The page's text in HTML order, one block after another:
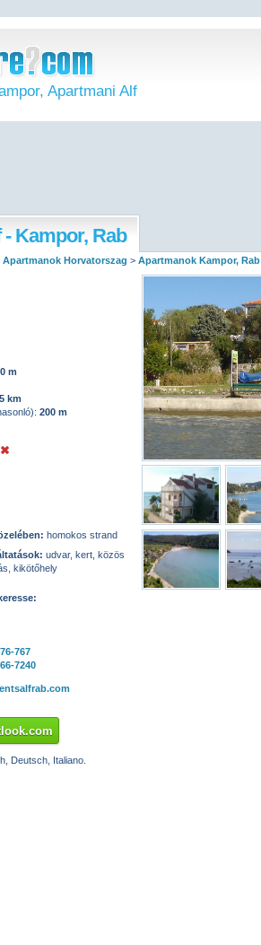
Apartmani Alf
Kampor, Rab
Apartmanok Horvatorszag > Apartmanok Kampor, Rab
m
5 km
200 m
homokos strand
udvar, kert, közös
kikötőhely
767
7240
Deutsch, Italiano.